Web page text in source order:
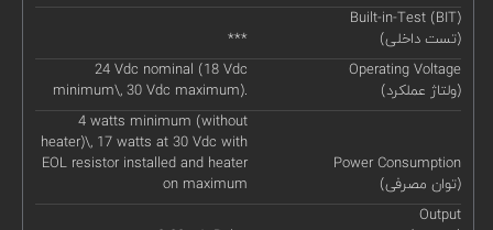
Built-in-Test (BIT)
(تست داخلی)
***
Operating Voltage
(ولتاژ عملکرد)
24 Vdc nominal (18 Vdc
minimum\, 30 Vdc maximum).
Power Consumption
(توان مصرفی)
4 watts minimum (without
heater)\, 17 watts at 30 Vdc with
EOL resistor installed and heater
on maximum
Output